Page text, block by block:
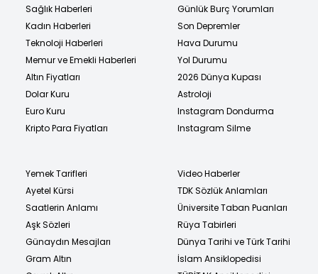
Sağlık Haberleri
Kadın Haberleri
Teknoloji Haberleri
Memur ve Emekli Haberleri
Altın Fiyatları
Dolar Kuru
Euro Kuru
Kripto Para Fiyatları
Günlük Burç Yorumları
Son Depremler
Hava Durumu
Yol Durumu
2026 Dünya Kupası
Astroloji
Instagram Dondurma
Instagram Silme
Yemek Tarifleri
Ayetel Kürsi
Saatlerin Anlamı
Aşk Sözleri
Günaydın Mesajları
Gram Altın
Video Haberler
TDK Sözlük Anlamları
Üniversite Taban Puanları
Rüya Tabirleri
Dünya Tarihi ve Türk Tarihi
İslam Ansiklopedisi